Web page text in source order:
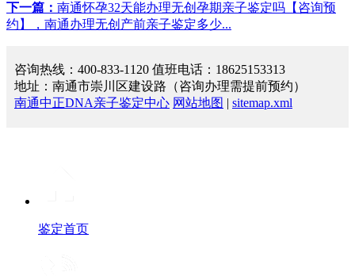
下一篇： 南通怀孕32天能办理无创孕期亲子鉴定吗【咨询预
约】，南通办理无创产前亲子鉴定多少...
咨询热线：400-833-1120 值班电话：18625153313
地址：南通市崇川区建设路（咨询办理需提前预约）
南通中正DNA亲子鉴定中心 网站地图 | sitemap.xml
鉴定首页